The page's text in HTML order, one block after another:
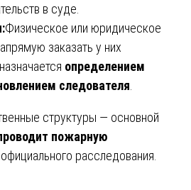
в суде.
Физическое или юридическое
заказать у них
определением
следователя
структуры — основной
пожарную
расследования.